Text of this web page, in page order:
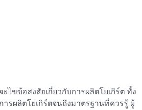
ไขข้อสงสัยเกี่ยวกับการผลิตโยเกิร์ต ทั้ง
ผลิตโยเกิร์ตจนถึงมาตรฐานที่ควรรู้ ผู้